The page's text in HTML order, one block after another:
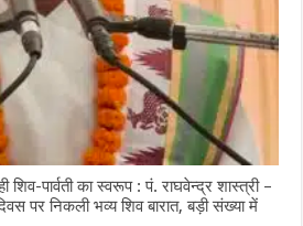
शिव-पार्वती का स्वरूप : पं. राघवेन्द्र शास्त्री –
पर निकली भव्य शिव बारात, बड़ी संख्या में